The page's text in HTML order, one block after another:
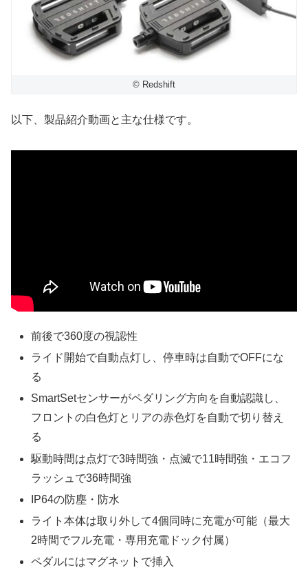
© Redshift
以下、製品紹介動画と主な仕様です。
前後で360度の視認性
ライド開始で自動点灯し、停車時は自動でOFFにな
る
SmartSetセンサーがペダリング方向を自動認識し、
フロントの白色灯とリアの赤色灯を自動で切り替え
る
駆動時間は点灯で3時間強・点滅で11時間強・エコフ
ラッシュで36時間強
IP64の防塵・防水
ライト本体は取り外して4個同時に充電が可能（最大
2時間でフル充電・専用充電ドック付属）
ペダルにはマグネットで挿入